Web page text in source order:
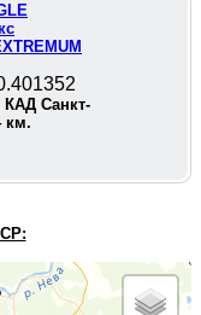
КАД Санкт-
км.
СР: